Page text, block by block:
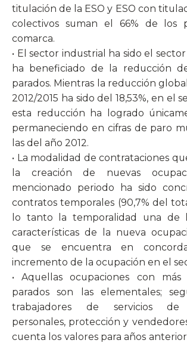
titulación de la ESO y ESO con
colectivos suman el 66% de los
comarca.
• El sector industrial ha sido el
ha beneficiado de la reducción
parados. Mientras la reducción
2012/2015 ha sido del 18,53%, en el
esta reducción ha logrado
permaneciendo en cifras de paro
las del año 2012.
• La modalidad de contrataciones
la creación de nuevas
mencionado periodo ha sido
contratos temporales (90,7% del
lo tanto la temporalidad una de
características de la nueva
que se encuentra en
incremento de la ocupación en el
• Aquellas ocupaciones con más
parados son las elementales;
trabajadores de servicios de
personales, protección y
cuenta los valores para años